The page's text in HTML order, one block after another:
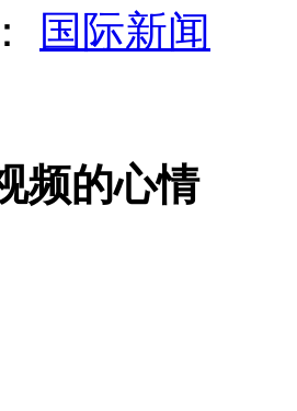
航展特技表演中意外坠毁
发卫星定位系统或因小失大
人 警民合力深夜将其击毙
国际新闻
频的心情